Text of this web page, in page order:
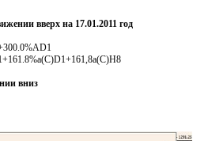
вверх на 17.01.2011 год
вниз